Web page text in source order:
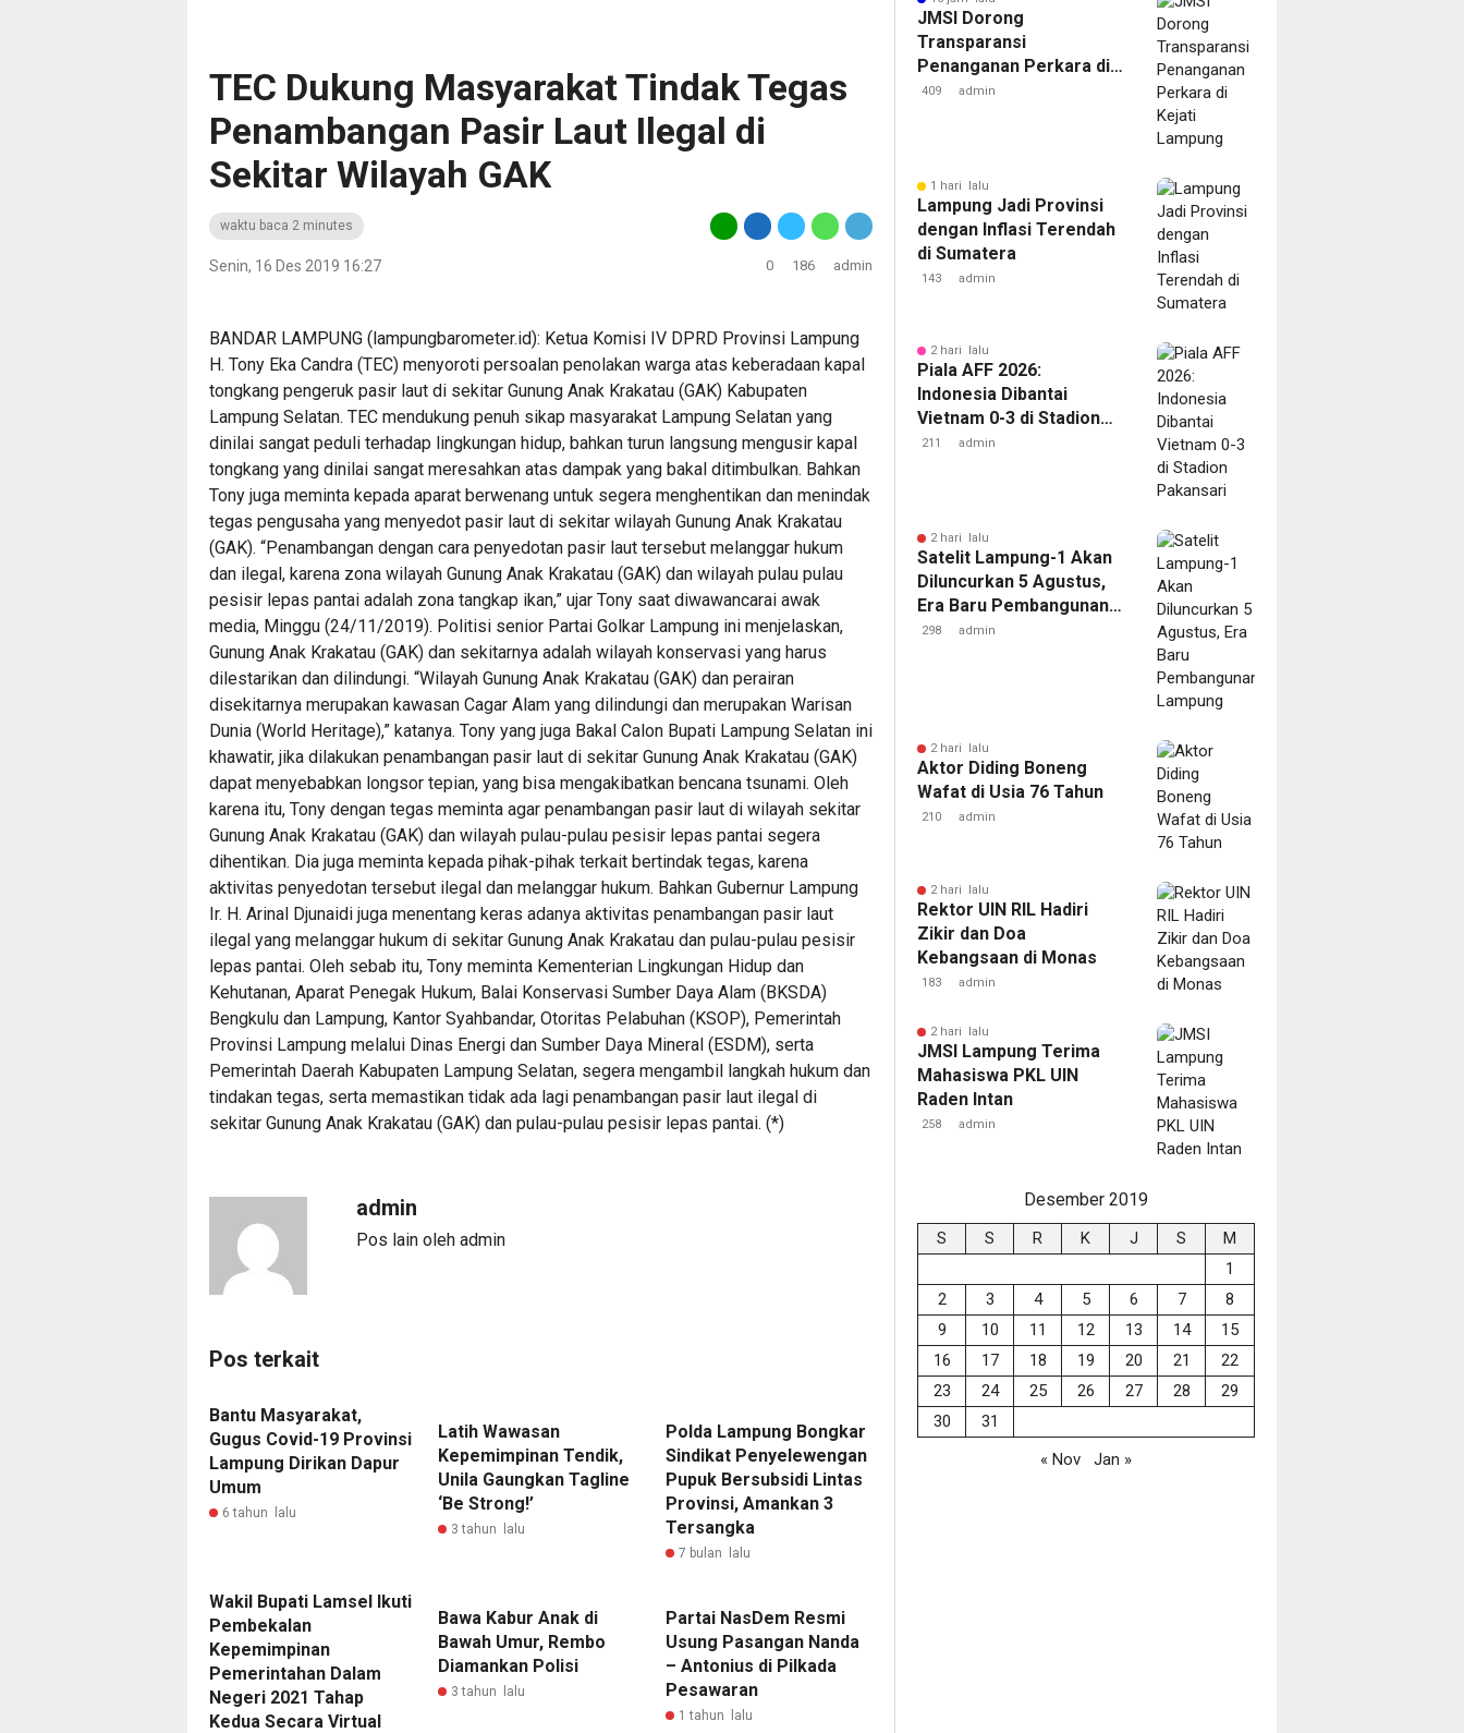
TEC Dukung Masyarakat Tindak Tegas
Penambangan Pasir Laut Ilegal di
Sekitar Wilayah GAK
waktu baca 2 minutes
Senin, 16 Des 2019 16:27 0 186 admin
BANDAR LAMPUNG (lampungbarometer.id): Ketua Komisi IV DPRD Provinsi Lampung
H. Tony Eka Candra (TEC) menyoroti persoalan penolakan warga atas keberadaan kapal
tongkang pengeruk pasir laut di sekitar Gunung Anak Krakatau (GAK) Kabupaten
Lampung Selatan. TEC mendukung penuh sikap masyarakat Lampung Selatan yang
dinilai sangat peduli terhadap lingkungan hidup, bahkan turun langsung mengusir kapal
tongkang yang dinilai sangat meresahkan atas dampak yang bakal ditimbulkan. Bahkan
Tony juga meminta kepada aparat berwenang untuk segera menghentikan dan menindak
tegas pengusaha yang menyedot pasir laut di sekitar wilayah Gunung Anak Krakatau
(GAK). “Penambangan dengan cara penyedotan pasir laut tersebut melanggar hukum
dan ilegal, karena zona wilayah Gunung Anak Krakatau (GAK) dan wilayah pulau pulau
pesisir lepas pantai adalah zona tangkap ikan,” ujar Tony saat diwawancarai awak
media, Minggu (24/11/2019). Politisi senior Partai Golkar Lampung ini menjelaskan,
Gunung Anak Krakatau (GAK) dan sekitarnya adalah wilayah konservasi yang harus
dilestarikan dan dilindungi. “Wilayah Gunung Anak Krakatau (GAK) dan perairan
disekitarnya merupakan kawasan Cagar Alam yang dilindungi dan merupakan Warisan
Dunia (World Heritage),” katanya. Tony yang juga Bakal Calon Bupati Lampung Selatan ini
khawatir, jika dilakukan penambangan pasir laut di sekitar Gunung Anak Krakatau (GAK)
dapat menyebabkan longsor tepian, yang bisa mengakibatkan bencana tsunami. Oleh
karena itu, Tony dengan tegas meminta agar penambangan pasir laut di wilayah sekitar
Gunung Anak Krakatau (GAK) dan wilayah pulau-pulau pesisir lepas pantai segera
dihentikan. Dia juga meminta kepada pihak-pihak terkait bertindak tegas, karena
aktivitas penyedotan tersebut ilegal dan melanggar hukum. Bahkan Gubernur Lampung
Ir. H. Arinal Djunaidi juga menentang keras adanya aktivitas penambangan pasir laut
ilegal yang melanggar hukum di sekitar Gunung Anak Krakatau dan pulau-pulau pesisir
lepas pantai. Oleh sebab itu, Tony meminta Kementerian Lingkungan Hidup dan
Kehutanan, Aparat Penegak Hukum, Balai Konservasi Sumber Daya Alam (BKSDA)
Bengkulu dan Lampung, Kantor Syahbandar, Otoritas Pelabuhan (KSOP), Pemerintah
Provinsi Lampung melalui Dinas Energi dan Sumber Daya Mineral (ESDM), serta
Pemerintah Daerah Kabupaten Lampung Selatan, segera mengambil langkah hukum dan
tindakan tegas, serta memastikan tidak ada lagi penambangan pasir laut ilegal di
sekitar Gunung Anak Krakatau (GAK) dan pulau-pulau pesisir lepas pantai. (*)
admin
Pos lain oleh admin
Pos terkait
Bantu Masyarakat,
Gugus Covid-19 Provinsi
Lampung Dirikan Dapur
Umum
6 tahun lalu
Latih Wawasan
Kepemimpinan Tendik,
Unila Gaungkan Tagline
‘Be Strong!’
3 tahun lalu
Polda Lampung Bongkar
Sindikat Penyelewengan
Pupuk Bersubsidi Lintas
Provinsi, Amankan 3
Tersangka ‎
7 bulan lalu
Wakil Bupati Lamsel Ikuti
Pembekalan
Kepemimpinan
Pemerintahan Dalam
Negeri 2021 Tahap
Kedua Secara Virtual
Bawa Kabur Anak di
Bawah Umur, Rembo
Diamankan Polisi
3 tahun lalu
Partai NasDem Resmi
Usung Pasangan Nanda
– Antonius di Pilkada
Pesawaran
1 tahun lalu
JMSI Dorong
Transparansi
Penanganan Perkara di
Kejati Lampung
409 admin
1 hari lalu
Lampung Jadi Provinsi
dengan Inflasi Terendah
di Sumatera
143 admin
2 hari lalu
Piala AFF 2026:
Indonesia Dibantai
Vietnam 0-3 di Stadion
Pakansari
211 admin
2 hari lalu
Satelit Lampung-1 Akan
Diluncurkan 5 Agustus,
Era Baru Pembangunan
Lampung
298 admin
2 hari lalu
Aktor Diding Boneng
Wafat di Usia 76 Tahun
210 admin
2 hari lalu
Rektor UIN RIL Hadiri
Zikir dan Doa
Kebangsaan di Monas
183 admin
2 hari lalu
JMSI Lampung Terima
Mahasiswa PKL UIN
Raden Intan
258 admin
Desember 2019
S S R K J S
M
1
2
3 4 5 6 7
8
9
10 11 12 13 14
15
16
17 18 19 20 21
22
23
24 25 26 27 28
29
30
31
« Nov
Jan »